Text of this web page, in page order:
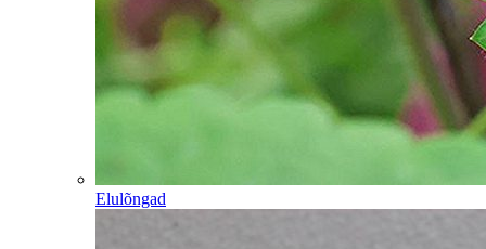
Elulõngad